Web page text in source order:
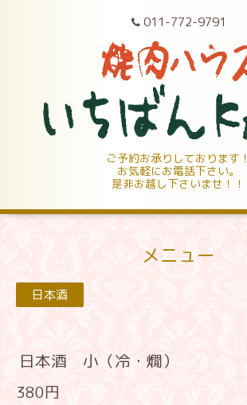
011-772-9791
ご予約お承りしております！
お気軽にお電話下さい。
是非お越し下さいませ！！
メニュー
日本酒
日本酒 小（冷・燗）
380円